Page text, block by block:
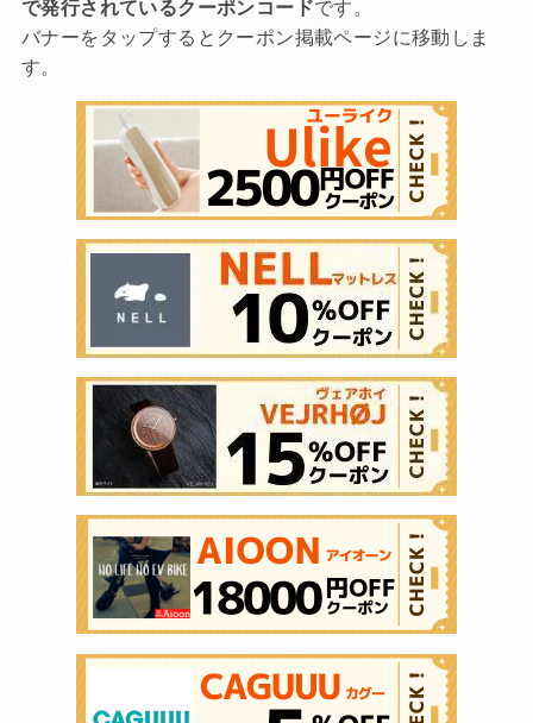
で発行されているクーポンコードです。
バナーをタップするとクーポン掲載ページに移動しま
す。